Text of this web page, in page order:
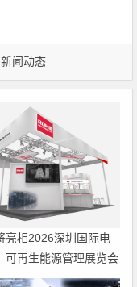
新闻动态
亮相2026深圳国际电
可再生能源管理展览会